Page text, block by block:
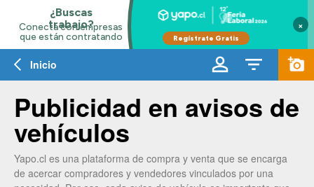
×
Inicio
Publicidad en avisos de
vehículos
Yapo.cl es una plataforma de compra y venta que se encarga
de acercar compradores y vendedores vinculados por una